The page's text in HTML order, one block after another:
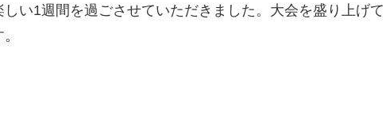
い1週間を過ごさせていただきました。大会を盛り上げて